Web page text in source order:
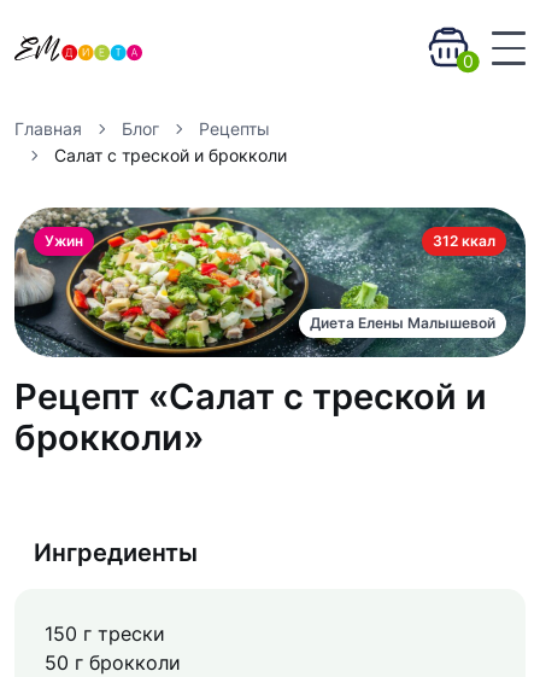
0
Главная Блог
Рецепты
Салат с треской и брокколи
312 ккал
Ужин
Диета Елены Малышевой
Рецепт «Салат с треской и
брокколи»
Ингредиенты
150 г трески
50 г брокколи